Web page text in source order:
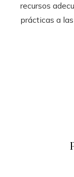
recursos
prácticas a